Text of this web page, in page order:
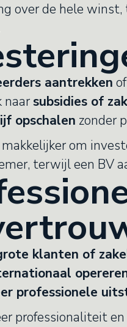
over de hele
aantrekken
naarsubsidies of
opschalen zonder
om
terwijl een BV
klanten of
professionele
professionaliteit